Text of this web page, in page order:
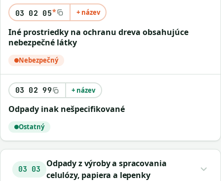
03 02 05* + název
iné prostriedky na ochranu dreva obsahujúce
nebezpečné látky
Nebezpečný
03 02 99 + název
odpady inak nešpecifikované
Ostatný
03 03
Odpady z výroby a spracovania
celulózy, papiera a lepenky